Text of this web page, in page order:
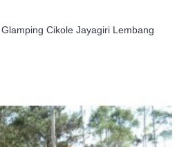
Cikole Jayagiri Lembang